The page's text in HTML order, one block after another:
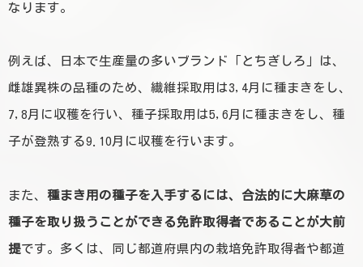
なります。
例えば、 日本で生産量の多いブランド「とちぎしろ」は、
雌雄異株の品種のため、繊維採取用は3,4月に種まきをし、
7,8月に収穫を行い、種子採取用は5,6月に種まきをし、種
子が登熟する9.10月に収穫を行います。
また、 種まき用の種子を入手するには、合法的に大麻草の
種子を取り扱うことができる免許取得者であることが大前
提です。多くは、同じ都道府県内の栽培免許取得者や都道